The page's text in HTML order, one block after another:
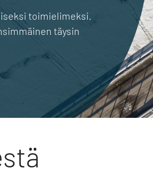
toimielimeksi.
täysin